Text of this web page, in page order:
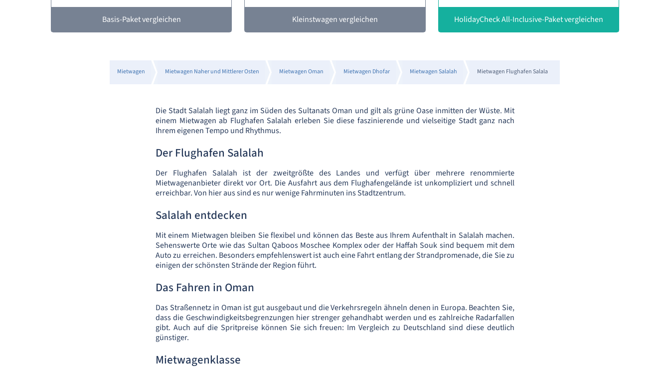
Basis-Paket vergleichen Kleinstwagen vergleichen HolidayCheck All-Inclusive-Paket vergleichen
Mietwagen Mietwagen Naher und Mittlerer Osten Mietwagen Oman Mietwagen Dhofar Mietwagen Salalah Mietwagen Flughafen Salala
Die Stadt Salalah liegt ganz im Süden des Sultanats Oman und gilt als grüne Oase inmitten der Wüste. Mit
einem Mietwagen ab Flughafen Salalah erleben Sie diese faszinierende und vielseitige Stadt ganz nach
Ihrem eigenen Tempo und Rhythmus.
Der Flughafen Salalah
Der Flughafen Salalah ist der zweitgrößte des Landes und verfügt über mehrere renommierte
Mietwagenanbieter direkt vor Ort. Die Ausfahrt aus dem Flughafengelände ist unkompliziert und schnell
erreichbar. Von hier aus sind es nur wenige Fahrminuten ins Stadtzentrum.
Salalah entdecken
Mit einem Mietwagen bleiben Sie flexibel und können das Beste aus Ihrem Aufenthalt in Salalah machen.
Sehenswerte Orte wie das Sultan Qaboos Moschee Komplex oder der Haffah Souk sind bequem mit dem
Auto zu erreichen. Besonders empfehlenswert ist auch eine Fahrt entlang der Strandpromenade, die Sie zu
einigen der schönsten Strände der Region führt.
Das Fahren in Oman
Das Straßennetz in Oman ist gut ausgebaut und die Verkehrsregeln ähneln denen in Europa. Beachten Sie,
dass die Geschwindigkeitsbegrenzungen hier strenger gehandhabt werden und es zahlreiche Radarfallen
gibt. Auch auf die Spritpreise können Sie sich freuen: Im Vergleich zu Deutschland sind diese deutlich
günstiger.
Mietwagenklasse